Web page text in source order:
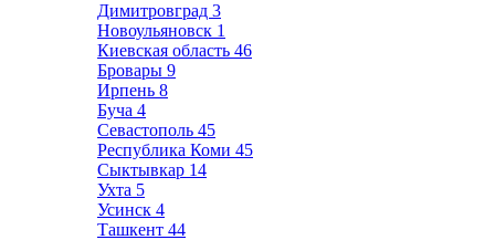
Димитровград 3
Новоульяновск 1
Киевская область 46
Бровары 9
Ирпень 8
Буча 4
Севастополь 45
Республика Коми 45
Сыктывкар 14
Ухта 5
Усинск 4
Ташкент 44